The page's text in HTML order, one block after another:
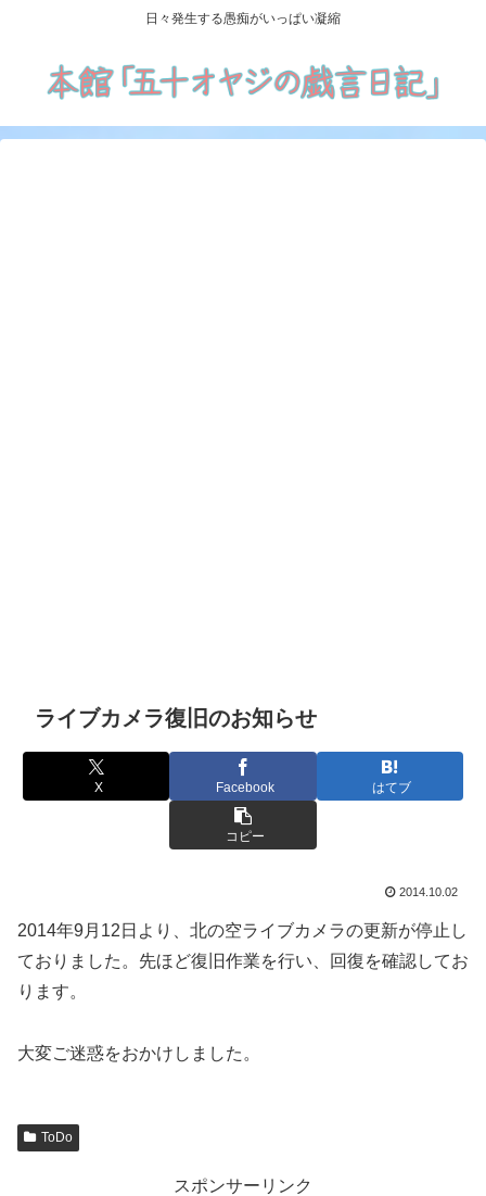
日々発生する愚痴がいっぱい凝縮
ライブカメラ復旧のお知らせ
X Facebook はてブ
コピー
2014.10.02
2014年9月12日より、北の空ライブカメラの更新が停止し
ておりました。先ほど復旧作業を行い、回復を確認してお
ります。
大変ご迷惑をおかけしました。
ToDo
スポンサーリンク